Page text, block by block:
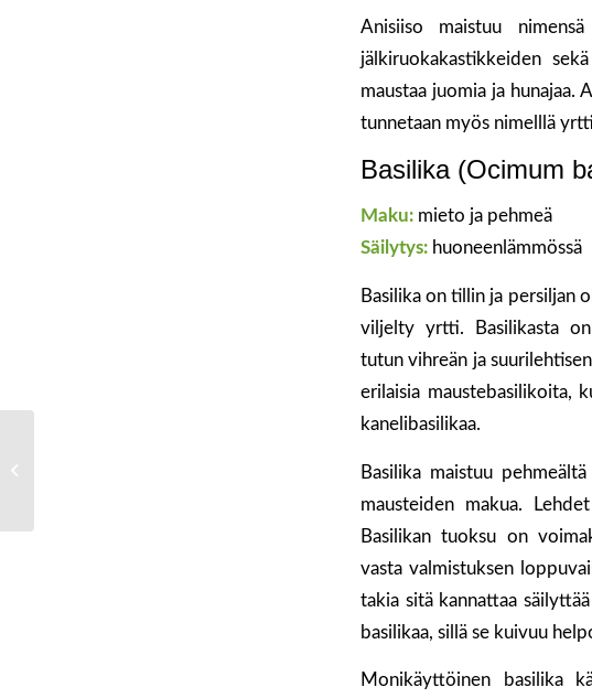
Anisiiso maistuu
jälkiruokakastikkeiden
maustaa juomia ja
tunnetaan myös nimelllä
Basilika (Ocimum
Maku: mieto ja pehmeä
Säilytys: huoneenlämmössä
Basilika on tillin ja persiljan
viljelty yrtti. Basilikasta
tutun vihreän ja
erilaisia maustebasilikoita,
kanelibasilikaa.
Basilika maistuu
mausteiden makua.
Basilikan tuoksu on
vasta valmistuksen
takia sitä kannattaa
basilikaa, sillä se kuivuu
Monikäyttöinen basilika